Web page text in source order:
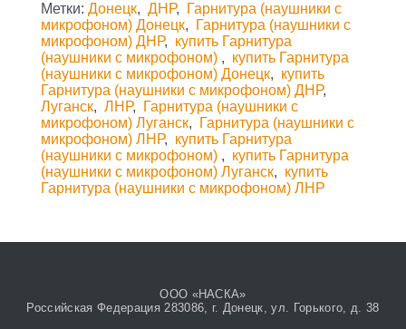
Метки: Донецк, ДНР,
Гарнитура (наушники с
микрофоном) Донецк,
Гарнитура (наушники с
микрофоном) ДНР, купить Гарнитура
(наушники с микрофоном) , купить Гарнитура
(наушники с микрофоном) Донецк, купить
Гарнитура (наушники с микрофоном) ДНР,
Луганск, ЛНР,
Гарнитура (наушники с
микрофоном) Луганск,
Гарнитура (наушники с
микрофоном) ЛНР, купить Гарнитура
(наушники с микрофоном) , купить Гарнитура
(наушники с микрофоном) Луганск, купить
Гарнитура (наушники с микрофоном) ЛНР
ООО «НАСКА»
Российская Федерация 283086, г. Донецк, ул. Горького, д. 38